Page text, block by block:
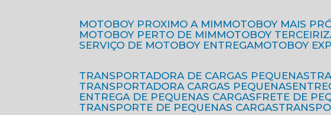
MOTOBOY PROXIMO A MIM
MOTOBOY MAIS
MOTOBOY PERTO DE MIM
MOTOBOY
SERVIÇO DE MOTOBOY ENTREGA
MOTOBOY
TRANSPORTADORA DE CARGAS PEQUENAS
TRANSPORTADORA CARGAS PEQUENAS
ENTREGA DE PEQUENAS CARGAS
FRETE DE
TRANSPORTE DE PEQUENAS CARGAS